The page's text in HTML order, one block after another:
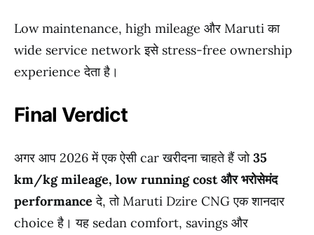
Low maintenance, high mileage और Maruti का
wide service network इसे stress-free ownership
experience देता है।
Final Verdict
अगर आप 2026 में एक ऐसी car खरीदना चाहते हैं जो35
km/kg mileage, low running cost और भरोसेमंद
performance दे, तो Maruti Dzire CNG एक शानदार
choice है। यह sedan comfort, savings और